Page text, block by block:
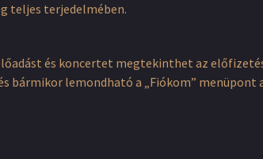
teljes terjedelmében.
és koncertet megtekinthet az
bármikor lemondható a „Fiókom” menüpont